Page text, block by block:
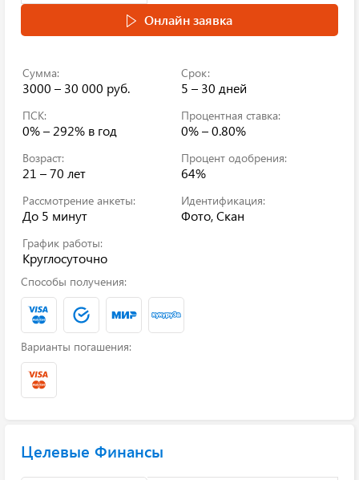
Онлайн заявка
Сумма:
3000 – 30 000 руб.
Срок:
5 – 30 дней
ПСК:
0% – 292% в год
Процентная ставка:
0% – 0.80%
Возраст:
21 – 70 лет
Процент одобрения:
64%
Рассмотрение анкеты:
До 5 минут
Идентификация:
Фото, Скан
График работы:
Круглосуточно
Способы получения:
Варианты погашения:
Целевые Финансы